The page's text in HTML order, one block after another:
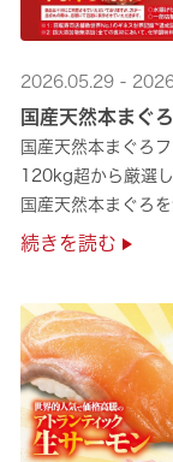
2026.05.29 -
国産天然本まぐ
国産天然本まぐろ
120kg超から厳選
国産天然本まぐろ
続きを読む